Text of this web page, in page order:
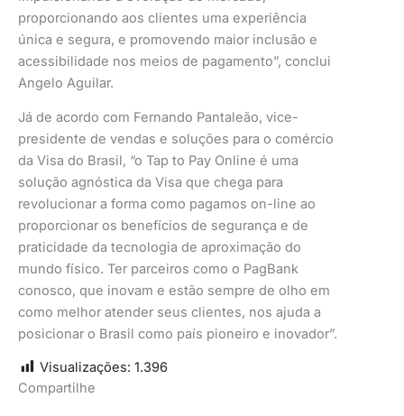
proporcionando aos clientes uma experiência
única e segura, e promovendo maior inclusão e
acessibilidade nos meios de pagamento”, conclui
Angelo Aguilar.
Já de acordo com Fernando Pantaleão, vice-
presidente de vendas e soluções para o comércio
da Visa do Brasil, “o Tap to Pay Online é uma
solução agnóstica da Visa que chega para
revolucionar a forma como pagamos on-line ao
proporcionar os benefícios de segurança e de
praticidade da tecnologia de aproximação do
mundo físico. Ter parceiros como o PagBank
conosco, que inovam e estão sempre de olho em
como melhor atender seus clientes, nos ajuda a
posicionar o Brasil como país pioneiro e inovador”.
Visualizações: 1.396
Compartilhe